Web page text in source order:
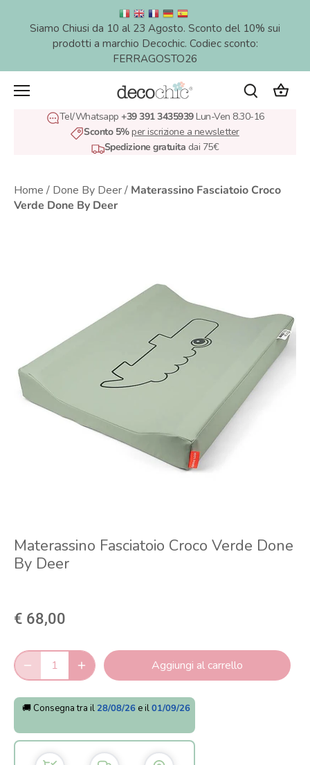
Siamo Chiusi da 10 al 23 Agosto. Sconto del 10% sui
prodotti a marchio Decochic. Codiec sconto:
FERRAGOSTO26
Tel/Whatsapp +39 391 3435939Lun-Ven 8.30-16
Sconto 5%per iscrizione a newsletter
Spedizione gratuita dai 75€
Home / Done By Deer/ Materassino Fasciatoio Croco
Verde Done By Deer
Materassino Fasciatoio Croco Verde Done
By Deer
€ 68,00
Aggiungi al carrello
🚚 Consegna tra il 28/08/26 e il01/09/26